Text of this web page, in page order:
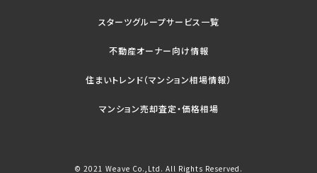
スターツグループサービス一覧
不動産オーナー向け情報
住まいトレンド（マンション相場情報）
マンション売却査定・価格相場
© 2021 Weave Co.,Ltd. All Rights Reserved.